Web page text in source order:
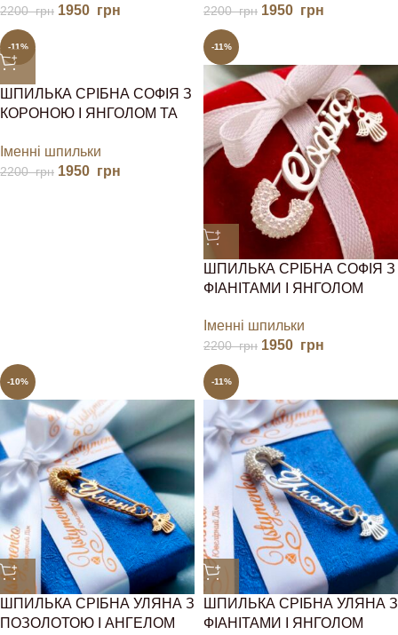
2200грн 1950 грн 2200грн 1950 грн
-11%
ШПИЛЬКА СРІБНА СОФІЯ З
КОРОНОЮ І ЯНГОЛОМ ТА
Іменні шпильки
2200грн 1950 грн
-11%
ШПИЛЬКА СРІБНА СОФІЯ З
ФІАНІТАМИ І ЯНГОЛОМ
Іменні шпильки
2200грн 1950 грн
-10%
ШПИЛЬКА СРІБНА УЛЯНА З
ПОЗОЛОТОЮ І АНГЕЛОМ
-11%
ШПИЛЬКА СРІБНА УЛЯНА З
ФІАНІТАМИ І ЯНГОЛОМ